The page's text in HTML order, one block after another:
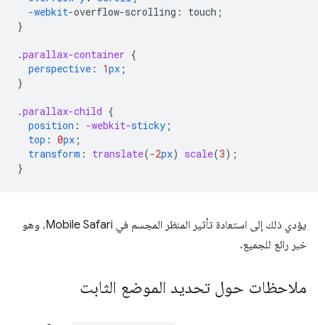
-webkit-overflow-scrolling : touch ;
}
.parallax-container {
perspective : 1px ;
}
.parallax-child {
position : -webkit-sticky ;
top : 0px ;
transform : translate(-2px) scale(3);
}
يؤدي ذلك إلى استعادة تأثير المنظر المجسم في Mobile Safari، وهو
خبر رائع للجميع.
ملاحظات حول تحديد الموضع الثابت